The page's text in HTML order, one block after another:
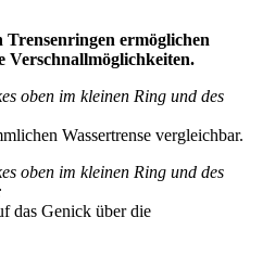
ermöglichen
Verschnallmöglichkeiten.
oben im kleinen Ring und des
Wassertrense vergleichbar.
oben im kleinen Ring und des
das Genick über die